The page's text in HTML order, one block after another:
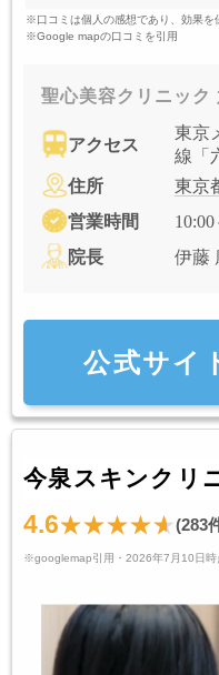
※口コミは個人の感想であり、効果を
※Google mapの口コミを引用
聖心美容クリニック
アクセス
東京
線「
住所
東京
営業時間
院長
伊藤
公式サイ
今泉スキンクリ
4.6 (283
※googlemap引用・2026年7月10日時